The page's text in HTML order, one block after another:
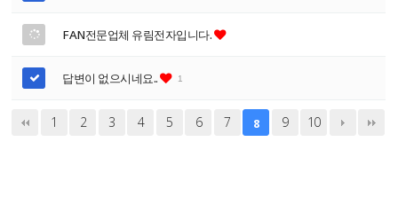
FAN전문업체 유림전자입니다.
답변이 없으시네요.. 1
1 2 3 4 5 6 7 8 9 10